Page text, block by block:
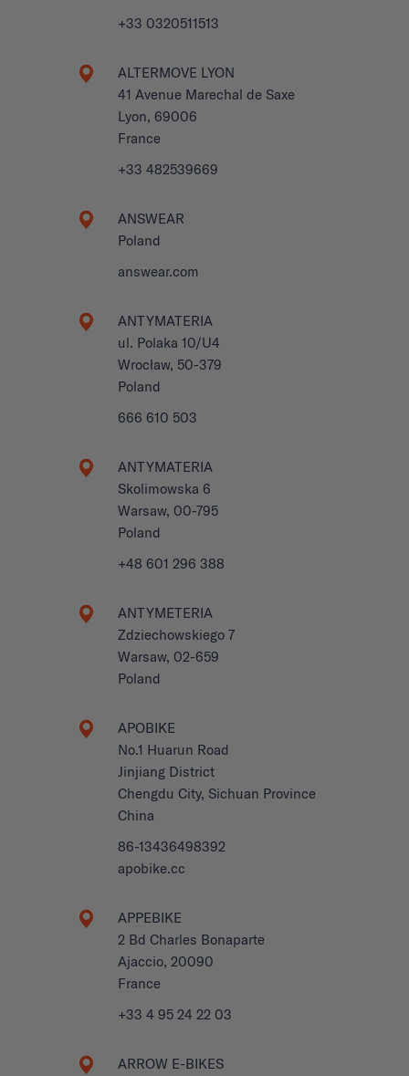
+33 0320511513
ALTERMOVE LYON
41 Avenue Marechal de Saxe
Lyon, 69006
France
+33 482539669
ANSWEAR
Poland
answear.com
ANTYMATERIA
ul. Polaka 10/U4
Wrocław, 50-379
Poland
666 610 503
ANTYMATERIA
Skolimowska 6
Warsaw, 00-795
Poland
+48 601 296 388
ANTYMETERIA
Zdziechowskiego 7
Warsaw, 02-659
Poland
APOBIKE
No.1 Huarun Road
Jinjiang District
Chengdu City, Sichuan Province
China
86-13436498392
apobike.cc
APPEBIKE
2 Bd Charles Bonaparte
Ajaccio, 20090
France
+33 4 95 24 22 03
ARROW E-BIKES